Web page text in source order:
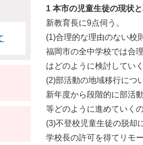
1 本市の児童生徒の現状
新教育長に9点伺う。
(1)合理的な理由のない校
福岡市の全中学校では合
はどのように検討してい
(2)部活動の地域移行につ
新年度から段階的に部活
等どのように進めていく
(3)不登校児童生徒の脱却
学校長の許可を得てリモ